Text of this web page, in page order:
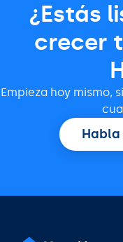
¿Estás
crecer
Empieza hoy mismo,